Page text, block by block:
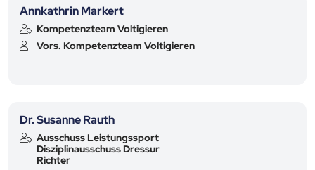
Annkathrin Markert
Kompetenzteam Voltigieren
Vors. Kompetenzteam Voltigieren
Dr. Susanne Rauth
Ausschuss Leistungssport
Disziplinausschuss Dressur
Richter